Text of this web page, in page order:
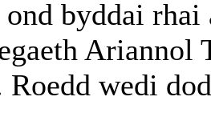
byddai rhai
Ariannol
Roedd wedi